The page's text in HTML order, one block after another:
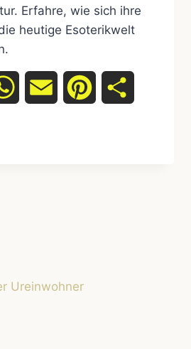
Erfahre, wie sich ihre
heutige Esoterikwelt
WhatsAppEmail Pinterest
Ureinwohner